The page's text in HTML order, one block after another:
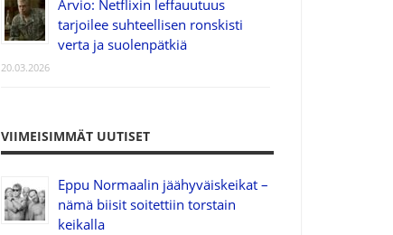
Arvio: Netflixin leffauutuus
tarjoilee suhteellisen ronskisti
verta ja suolenpätkiä
20.03.2026
VIIMEISIMMÄT UUTISET
Eppu Normaalin jäähyväiskeikat –
nämä biisit soitettiin torstain
keikalla